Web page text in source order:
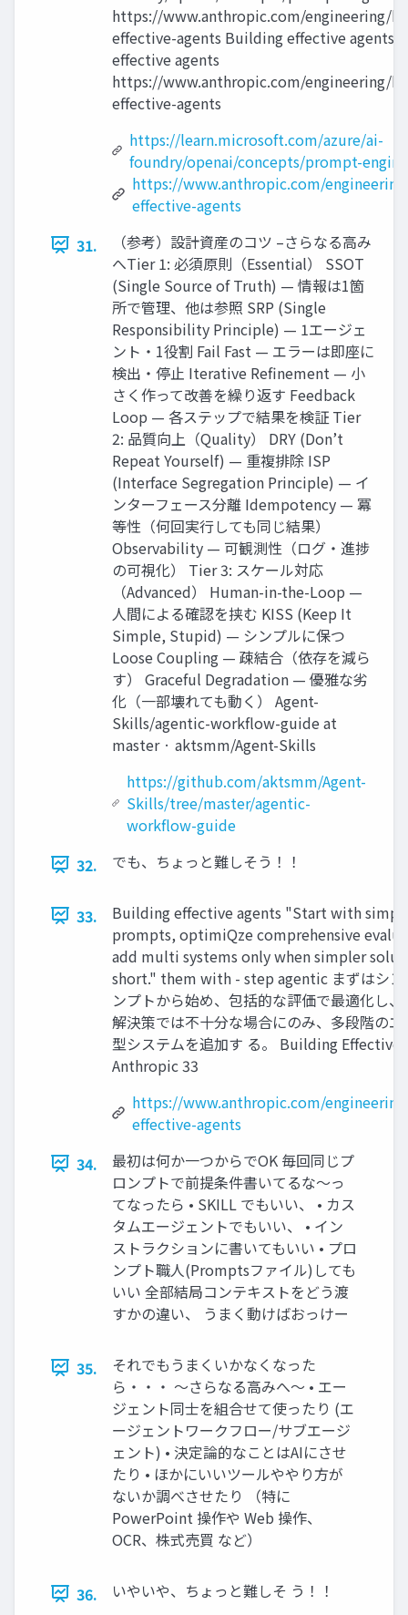
https://www.anthropic.com/engineering/
effective-agents Building effective agents
effective agents
https://www.anthropic.com/engineering/
effective-agents
https://learn.microsoft.com/azure/ai-
foundry/openai/concepts/prompt-
https://www.anthropic.com/
effective-agents
31.
（参考）設計資産のコツ –さらなる高み
へTier 1: 必須原則（Essential） SSOT
(Single Source of Truth) — 情報は1箇
所で管理、他は参照 SRP (Single
Responsibility Principle) — 1エージェ
ント・1役割 Fail Fast — エラーは即座に
検出・停止 Iterative Refinement — 小
さく作って改善を繰り返す Feedback
Loop — 各ステップで結果を検証 Tier
2: 品質向上（Quality） DRY (Don’t
Repeat Yourself) — 重複排除 ISP
(Interface Segregation Principle) — イ
ンターフェース分離 Idempotency — 冪
等性（何回実行しても同じ結果）
Observability — 可観測性（ログ・進捗
の可視化） Tier 3: スケール対応
（Advanced） Human-in-the-Loop —
人間による確認を挟む KISS (Keep It
Simple, Stupid) — シンプルに保つ
Loose Coupling — 疎結合（依存を減ら
す） Graceful Degradation — 優雅な劣
化（一部壊れても動く） Agent-
Skills/agentic-workflow-guide at
master · aktsmm/Agent-Skills
https://github.com/aktsmm/Agent-
Skills/tree/master/agentic-
workflow-guide
32.
でも、ちょっと難しそう！！
33.
Building effective agents "Start with
prompts, optimiQze comprehensive
add multi systems only when simpler
short." them with - step agentic まずはシン
ンプトから始め、包括的な評価で最適化し
解決策では不十分な場合にのみ、多段階の
型システムを追加す る。 Building Effective
Anthropic 33
https://www.anthropic.com/
effective-agents
34.
最初は何か一つからでOK 毎回同じプ
ロンプトで前提条件書いてるな～っ
てなったら • SKILL でもいい、 • カス
タムエージェントでもいい、 • イン
ストラクションに書いてもいい • プロ
ンプト職人(Promptsファイル)しても
いい 全部結局コンテキストをどう渡
すかの違い、 うまく動けばおっけー
35.
それでもうまくいかなくなった
ら・・・ ～さらなる高みへ～ • エー
ジェント同士を組合せて使ったり (エ
ージェントワークフロー/サブエージ
ェント) • 決定論的なことはAIにさせ
たり • ほかにいいツールややり方が
ないか調べさせたり （特に
PowerPoint 操作や Web 操作、
OCR、株式売買 など）
36. いやいや、ちょっと難しそ う！！